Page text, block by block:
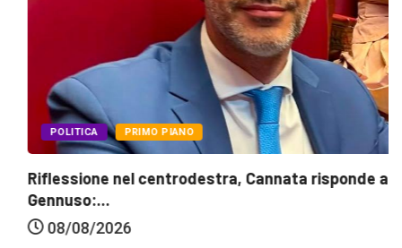
POLITICA PRIMO PIANO
Riflessione nel centrodestra, Cannata risponde a
Gennuso:...
08/08/2026